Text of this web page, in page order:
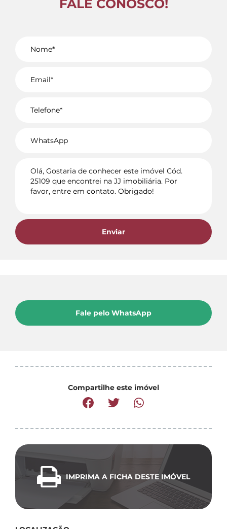
FALE CONOSCO!
Enviar
Fale pelo WhatsApp
Compartilhe este imóvel
IMPRIMA A FICHA DESTE IMÓVEL